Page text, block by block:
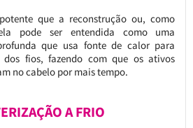
que a reconstrução ou, como
pode ser entendida como uma
que usa fonte de calor para
fios, fazendo com que os ativos
no cabelo por mais tempo.
A FRIO